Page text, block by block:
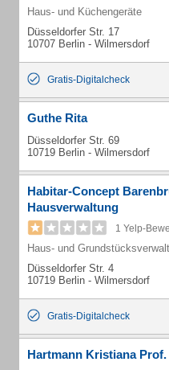
Haus- und Küchengeräte
Düsseldorfer Str. 17
10707 Berlin - Wilmersdorf
Gratis-Digitalcheck
Guthe Rita
Düsseldorfer Str. 69
10719 Berlin - Wilmersdorf
Habitar-Concept
Hausverwaltung
1 Yelp-
Haus- und
Düsseldorfer Str. 4
10719 Berlin - Wilmersdorf
Gratis-Digitalcheck
Hartmann Kristiana Prof.